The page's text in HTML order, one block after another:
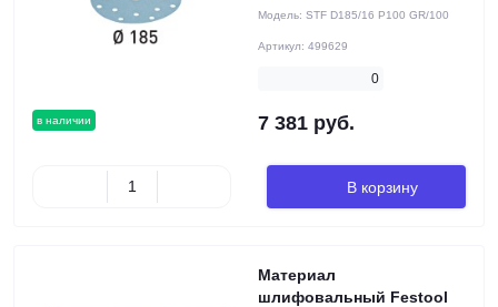
в наличии
Модель: STF D185/16 P100 GR/100
Артикул: 499629
0
7 381 руб.
В корзину
Материал
шлифовальный Festool